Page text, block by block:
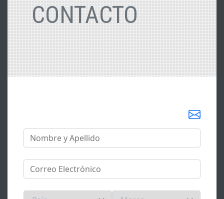
CONTACTO